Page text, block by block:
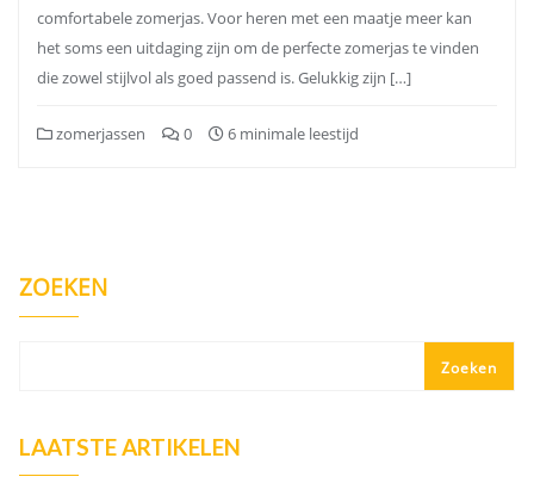
comfortabele zomerjas. Voor heren met een maatje meer kan
het soms een uitdaging zijn om de perfecte zomerjas te vinden
die zowel stijlvol als goed passend is. Gelukkig zijn […]
zomerjassen 0 6 minimale leestijd
ZOEKEN
Zoeken
LAATSTE ARTIKELEN